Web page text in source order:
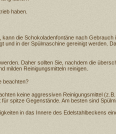
haben.
die Schokoladenfontäne nach Gebrauch
in der Spülmaschine gereinigt werden.
Daher sollten Sie, nachdem die
milden Reinigungsmitteln reinigen.
beachten?
keine aggressiven Reinigungsmittel
spitze Gegenstände. Am besten sind
in das Innere des Edelstahlbeckens